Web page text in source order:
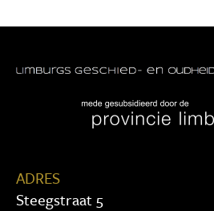
ADRES
Steegstraat 5